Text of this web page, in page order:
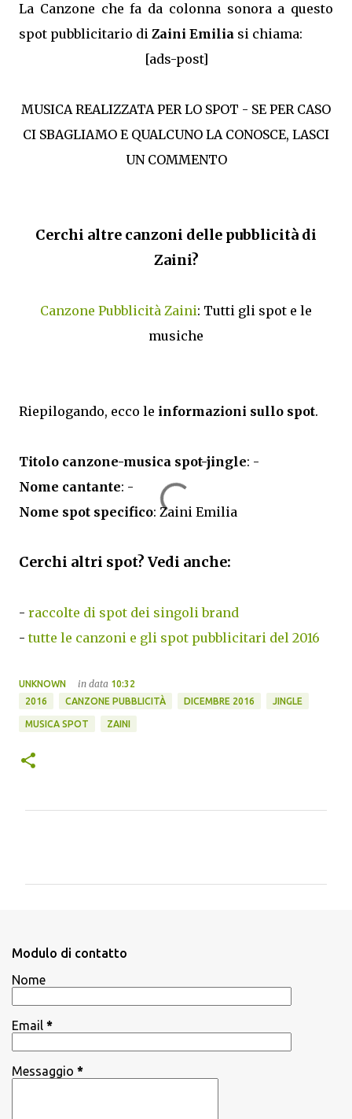
La Canzone che fa da colonna sonora a questo
spot pubblicitario di Zaini Emilia si chiama:
[ads-post]
MUSICA REALIZZATA PER LO SPOT - SE PER CASO
CI SBAGLIAMO E QUALCUNO LA CONOSCE, LASCI
UN COMMENTO
Cerchi altre canzoni delle pubblicità di
Zaini?
Canzone Pubblicità Zaini: Tutti gli spot e le
musiche
Riepilogando, ecco le informazioni sullo spot.
Titolo canzone-musica spot-jingle: -
Nome cantante: -
Nome spot specifico: Zaini Emilia
Cerchi altri spot? Vedi anche:
- raccolte di spot dei singoli brand
-tutte le canzoni e gli spot pubblicitari del 2016
UNKNOWN in data 10:32
2016
CANZONE PUBBLICITÀ DICEMBRE 2016 JINGLE
MUSICA SPOT ZAINI
i
Modulo di contatto
Nome
Email *
Messaggio *